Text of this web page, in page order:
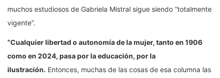
muchos estudiosos de Gabriela Mistral sigue siendo “totalmente
vigente”.
“Cualquier libertad o autonomía de la mujer, tanto en 1906
como en 2024, pasa por la educación, por la
ilustración. Entonces, muchas de las cosas de esa columna las